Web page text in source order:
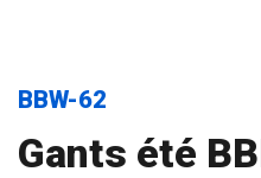
BBW-62
Gants été